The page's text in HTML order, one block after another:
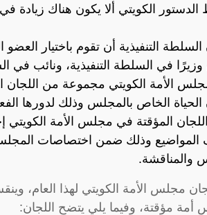
الكويتي ألا يكون هناك زيادة
السلطة التنفيذية أن تقوم باختيار
في السلطة التنفيذية، ونائب في
الأمة الكويتي مجموعة من اللجان
الخاص بالمجلس وذلك لدورها
المؤقتة في مجلس الأمة
المواضيع وذلك ضمن اختصاصات
والمناقشة.
مجلس الأمة الكويتي لهذا العام،
مؤقتة، وفيما يلي يتضح اللجان: